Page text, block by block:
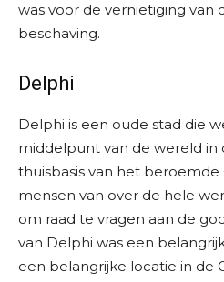
was voor de vernietiging van
beschaving.
Delphi
Delphi is een oude stad die
middelpunt van de wereld in
thuisbasis van het beroemde
mensen van over de hele
om raad te vragen aan de
van Delphi was een
een belangrijke locatie in de